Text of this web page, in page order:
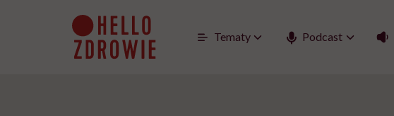
Tematy Podcast